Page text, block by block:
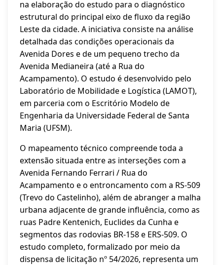
na elaboração do estudo para o diagnóstico
estrutural do principal eixo de fluxo da região
Leste da cidade. A iniciativa consiste na análise
detalhada das condições operacionais da
Avenida Dores e de um pequeno trecho da
Avenida Medianeira (até a Rua do
Acampamento). O estudo é desenvolvido pelo
Laboratório de Mobilidade e Logística (LAMOT),
em parceria com o Escritório Modelo de
Engenharia da Universidade Federal de Santa
Maria (UFSM).
O mapeamento técnico compreende toda a
extensão situada entre as interseções com a
Avenida Fernando Ferrari / Rua do
Acampamento e o entroncamento com a RS-509
(Trevo do Castelinho), além de abranger a malha
urbana adjacente de grande influência, como as
ruas Padre Kentenich, Euclides da Cunha e
segmentos das rodovias BR-158 e ERS-509. O
estudo completo, formalizado por meio da
dispensa de licitação nº 54/2026, representa um